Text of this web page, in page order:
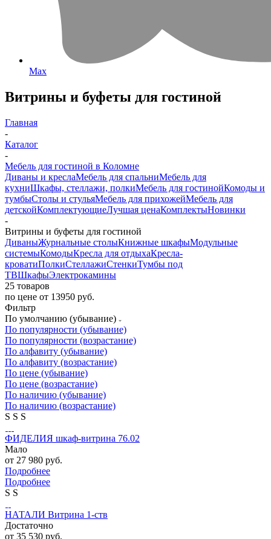
Max
Витрины и буфеты для гостиной
Главная
-
Каталог
-
Мебель для гостиной в Коломне
Диваны и креслаМебель для спальниМебель для
кухниШкафы, стеллажи, полкиМебель для гостинойКомоды и
тумбыСтолы и стульяМебель для прихожейМебель для
детскойКомплектующиеЛучшая ценаКомплектыНовинки
-
Витрины и буфеты для гостиной
ДиваныЖурнальные столыКнижные шкафыМодульные
системыКомодыКресла для отдыхаКресла-
кроватиПолкиСтеллажиСтенкиТумбы под
ТВШкафыЭлектрокамины
25 товаров
по цене от 13950 руб.
Фильтр
По умолчанию (убывание)
По популярности (убывание)
По популярности (возрастание)
По алфавиту (убывание)
По алфавиту (возрастание)
По цене (убывание)
По цене (возрастание)
По наличию (убывание)
По наличию (возрастание)
S S S
ФИДЕЛИЯ шкаф-витрина 76.02
Мало
от 27 980 руб.
Подробнее
Подробнее
S S
НАТАЛИ Витрина 1-ств
Достаточно
от 35 530 руб.